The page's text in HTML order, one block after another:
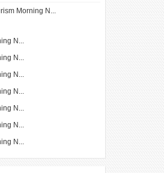
Morning N...
N...
N...
N...
N...
N...
N...
N...